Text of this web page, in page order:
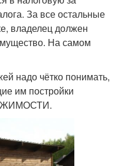
За все остальные
владелец должен
На самом
надо чётко понимать,
им постройки